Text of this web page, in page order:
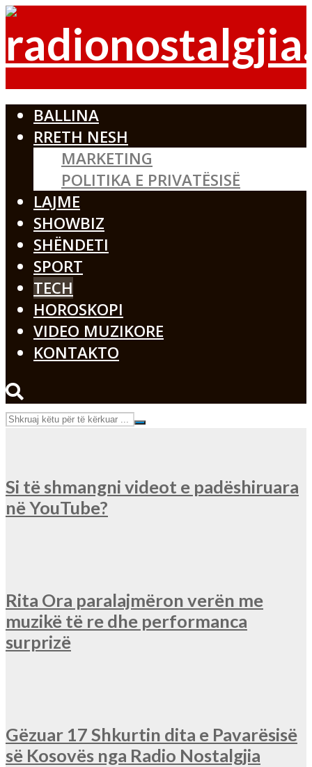
BALLINA
RRETH NESH
MARKETING
POLITIKA E PRIVATËSISË
LAJME
SHOWBIZ
SHËNDETI
SPORT
TECH
HOROSKOPI
VIDEO MUZIKORE
KONTAKTO
Si të shmangni videot e padëshiruara
në YouTube?
Rita Ora paralajmëron verën me
muzikë të re dhe performanca
surprizë
Gëzuar 17 Shkurtin dita e Pavarësisë
së Kosovës nga Radio Nostalgjia